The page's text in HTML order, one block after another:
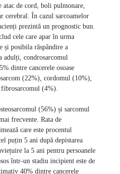
de cord, boli pulmonare,
cerebral. În cazul sarcoamelor
prezintă un prognostic bun.
cele care apar în urma
posibila răspândire a
adulți, condrosarcomul
dintre cancerele osoase
(22%), cordomul (10%),
(4%).
(56%) și sarcomul
frecvente. Rata de
care este procentul
puțin 5 ani după depistarea
la 5 ani pentru persoanele
într-un stadiu incipient este de
40% dintre cancerele